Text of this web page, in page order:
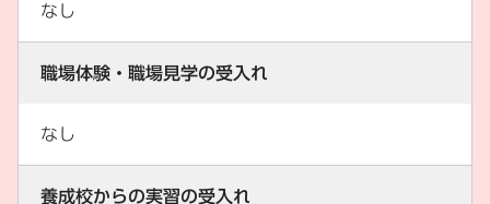
なし
職場体験・職場見学の受入れ
なし
養成校からの実習の受入れ